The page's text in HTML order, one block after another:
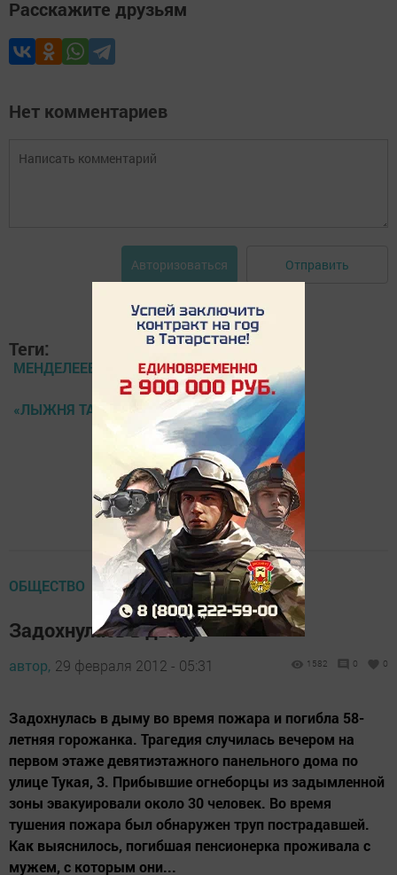
Расскажите друзьям
Нет комментариев
Авторизоваться Отправить
Теги:
МЕНДЕЛЕЕВСКИЕ НОВОСТИ
«ЛЫЖНЯ ТАТАРСТАНА – 2012»
ОБЩЕСТВО
Задохнулась в дыму
автор, 29 февраля 2012 - 05:31 1582 0 0
Задохнулась в дыму во время пожара и погибла 58-
летняя горожанка. Трагедия случилась вечером на
первом этаже девятиэтажного панельного дома по
улице Тукая, 3. Прибывшие огнеборцы из задымленной
зоны эвакуировали около 30 человек. Во время
тушения пожара был обнаружен труп пострадавшей.
Как выяснилось, погибшая пенсионерка проживала с
мужем, с которым они...